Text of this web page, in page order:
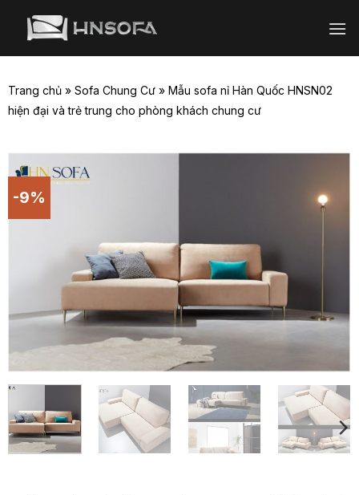
Trang chủ» Sofa Chung Cư» Mẫu sofa nỉ Hàn Quốc HNSN02
hiện đại và trẻ trung cho phòng khách chung cư
-9%